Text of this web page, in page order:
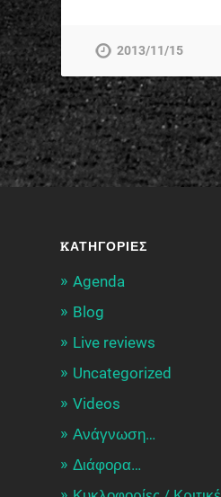
2013/11/15
KΑΤΗΓΟΡΊΕΣ
Agenda
Blog
Live reviews
Uncategorized
Videos
Ανάγνωση…
Διάφορα…